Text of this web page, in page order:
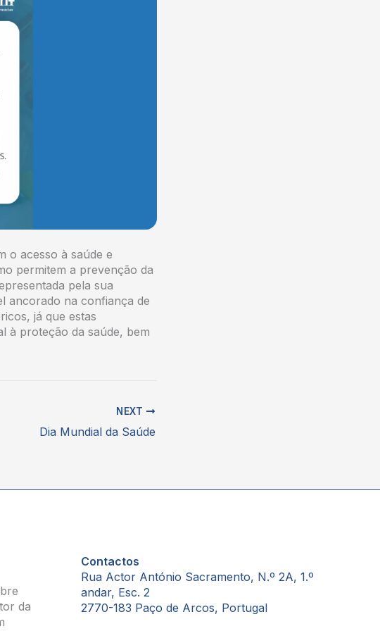
o acesso à saúde e
permitem a prevenção da
pela sua
ancorado na confiança de
já que estas
à proteção da saúde, bem
NEXT
Dia Mundial da Saúde
da
Contactos
Rua Actor António Sacramento, N.º 2A, 1.º
andar, Esc. 2
2770-183 Paço de Arcos, Portugal